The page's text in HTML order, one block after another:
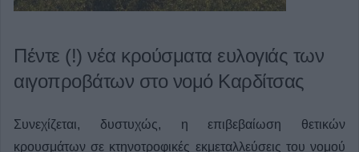
Πέντε (!) νέα κρούσματα ευλογιάς των
αιγοπροβάτων στο νομό Καρδίτσας
Συνεχίζεται, δυστυχώς, η επιβεβαίωση θετικών
κρουσμάτων σε κτηνοτροφικές εκμεταλλεύσεις του νομού